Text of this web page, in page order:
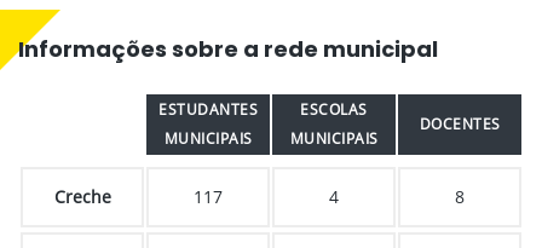
Informações sobre a rede municipal
ESTUDANTES
MUNICIPAIS
ESCOLAS
MUNICIPAIS
DOCENTES
Creche 117 4 8